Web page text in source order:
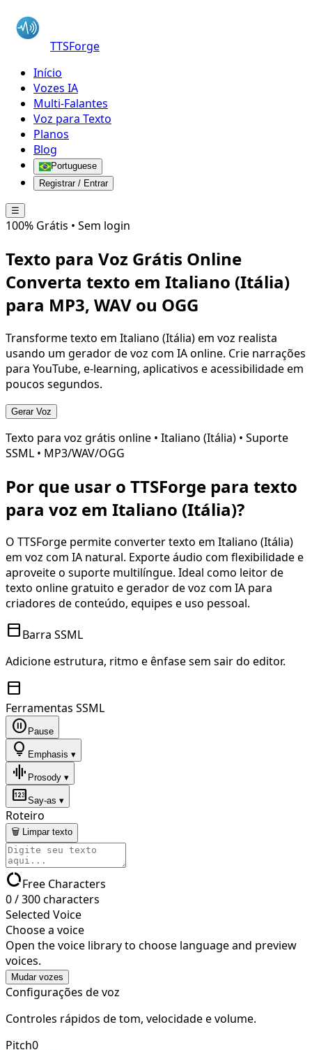
TTSForge
Início
Vozes IA
Multi-Falantes
Voz para Texto
Planos
Blog
Portuguese
Registrar / Entrar
☰
100% Grátis • Sem login
Texto para Voz Grátis Online
Converta texto em Italiano (Itália)
para MP3, WAV ou OGG
Transforme texto em Italiano (Itália)em voz realista
usando um gerador de voz com IA online. Crie narrações
para YouTube, e-learning, aplicativos e acessibilidade em
poucos segundos.
Gerar Voz
Texto para voz grátis online • Italiano (Itália) • Suporte
SSML • MP3/WAV/OGG
Por que usar o TTSForge para texto
para voz em Italiano (Itália)?
O TTSForge permite converter texto em Italiano (Itália)
em voz com IA natural. Exporte áudio com flexibilidade e
aproveite o suporte multilíngue. Ideal como leitor de
texto online gratuito e gerador de voz com IA para
criadores de conteúdo, equipes e uso pessoal.
toolbarBarra SSML
Adicione estrutura, ritmo e ênfase sem sair do editor.
toolbar
Ferramentas SSML
pause_circle Pause
lightbulb Emphasis ▾
graphic_eq Prosody ▾
pinSay-as ▾
Roteiro
🗑 Limpar texto
data_usageFree Characters
0/300characters
Selected Voice
Choose a voice
Open the voice library to choose language and preview
voices.
Mudar vozes
Configurações de voz
Controles rápidos de tom, velocidade e volume.
Pitch0